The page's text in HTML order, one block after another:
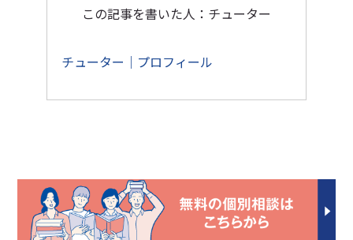
この記事を書いた人：チューター
チューター｜プロフィール